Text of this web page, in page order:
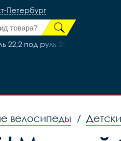
Петербург
под руль 25,4, код 41368
велосипеды /